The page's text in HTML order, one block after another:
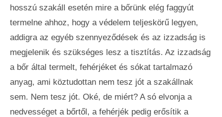
hosszú szakáll esetén mire a bőrünk elég faggyút
termelne ahhoz, hogy a védelem teljeskörű legyen,
addigra az egyéb szennyeződések és az izzadság is
megjelenik és szükséges lesz a tisztítás. Az izzadság
a bőr által termelt, fehérjéket és sókat tartalmazó
anyag, ami köztudottan nem tesz jót a szakállnak
sem. Nem tesz jót. Oké, de miért? A só elvonja a
nedvességet a bőrtől, a fehérjék pedig erősítik a